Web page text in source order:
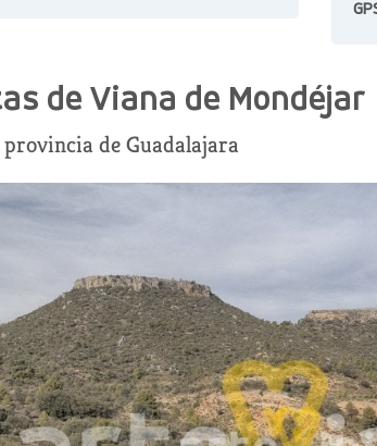
de Viana de Mondéjar
de Guadalajara